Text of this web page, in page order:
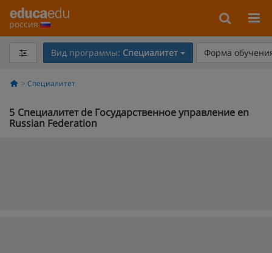
россия
Вид программы: Специалитет Форма
Специалитет
5 Специалитет de Государственное управление en
Russian Federation